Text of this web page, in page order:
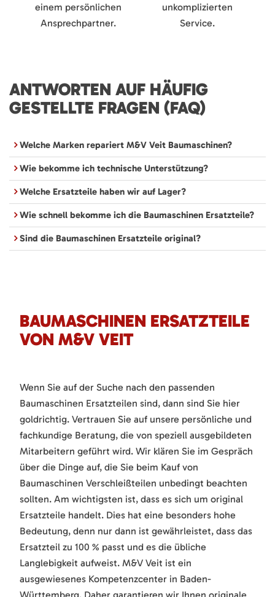
einem persönlichen
Ansprechpartner.
unkomplizierten
Service.
ANTWORTEN AUF HÄUFIG
GESTELLTE FRAGEN (FAQ)
Welche Marken repariert M&V Veit Baumaschinen?
Wie bekomme ich technische Unterstützung?
Welche Ersatzteile haben wir auf Lager?
Wie schnell bekomme ich die Baumaschinen Ersatzteile?
Sind die Baumaschinen Ersatzteile original?
BAUMASCHINEN ERSATZTEILE
VON M&V VEIT
Wenn Sie auf der Suche nach den passenden
Baumaschinen Ersatzteilen sind, dann sind Sie hier
goldrichtig. Vertrauen Sie auf unsere persönliche und
fachkundige Beratung, die von speziell ausgebildeten
Mitarbeitern geführt wird. Wir klären Sie im Gespräch
über die Dinge auf, die Sie beim Kauf von
Baumaschinen Verschleißteilen unbedingt beachten
sollten. Am wichtigsten ist, dass es sich um original
Ersatzteile handelt. Dies hat eine besonders hohe
Bedeutung, denn nur dann ist gewährleistet, dass das
Ersatzteil zu 100 % passt und es die übliche
Langlebigkeit aufweist. M&V Veit ist ein
ausgewiesenes Kompetenzcenter in Baden-
Württemberg. Daher garantieren wir Ihnen originale